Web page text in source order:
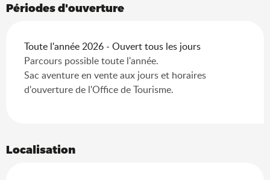
Périodes d'ouverture
Toute l'année 2026 - Ouvert tous les jours
Parcours possible toute l'année.
Sac aventure en vente aux jours et horaires
d'ouverture de l'Office de Tourisme.
Localisation